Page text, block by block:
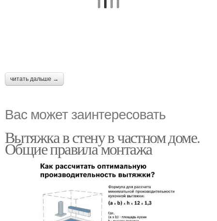
читать дальше →
Вас может заинтересовать
Вытяжка в стену в частном доме.
Общие правила монтажа